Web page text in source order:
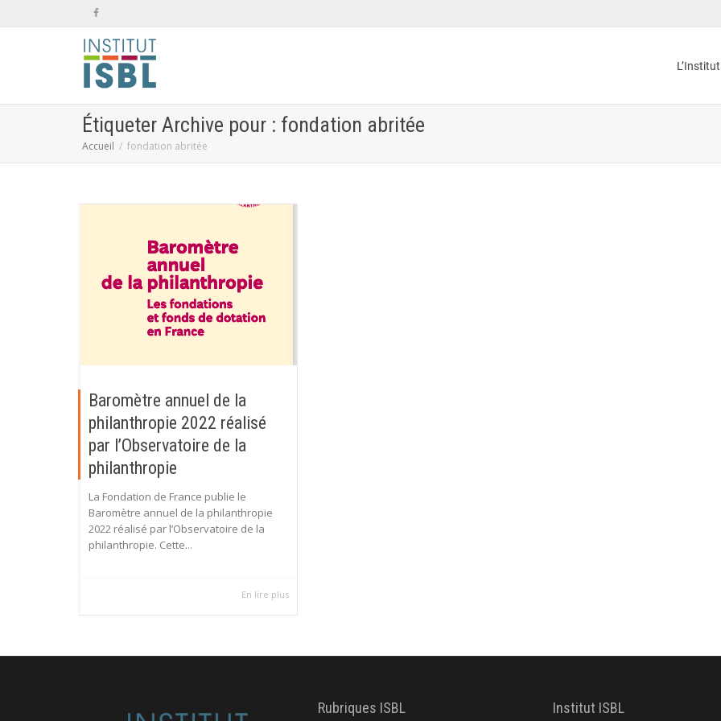
L’Institut
Étiqueter Archive pour : fondation abritée
Accueil fondation abritée
Baromètre annuel de la
philanthropie 2022 réalisé
par l’Observatoire de la
philanthropie
La Fondation de France publie le
Baromètre annuel de la philanthropie
2022 réalisé par l’Observatoire de la
philanthropie. Cette...
En lire plus
Rubriques ISBL Institut ISBL